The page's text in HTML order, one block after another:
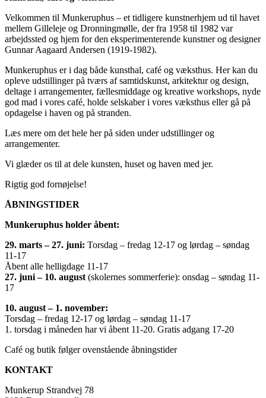
Velkommen til Munkeruphus – et tidligere kunstnerhjem ud til havet
mellem Gilleleje og Dronningmølle, der fra 1958 til 1982 var
arbejdssted og hjem for den eksperimenterende kunstner og designer
Gunnar Aagaard Andersen (1919-1982).
Munkeruphus er i dag både kunsthal, café og væksthus. Her kan du
opleve udstillinger på tværs af samtidskunst, arkitektur og design,
deltage i arrangementer, fællesmiddage og kreative workshops, nyde
god mad i vores café, holde selskaber i vores væksthus eller gå på
opdagelse i haven og på stranden.
Læs mere om det hele her på siden under udstillinger og
arrangementer.
Vi glæder os til at dele kunsten, huset og haven med jer.
Rigtig god fornøjelse!
ÅBNINGSTIDER
Munkeruphus holder åbent:
29. marts – 27. juni: Torsdag – fredag 12-17 og lørdag – søndag
11-17
Åbent alle helligdage 11-17
27. juni – 10. august (skolernes sommerferie): onsdag – søndag 11-
17
10. august – 1. november:
Torsdag – fredag 12-17 og lørdag – søndag 11-17
1. torsdag i måneden har vi åbent 11-20. Gratis adgang 17-20
Café og butik følger ovenstående åbningstider
KONTAKT
Munkerup Strandvej 78